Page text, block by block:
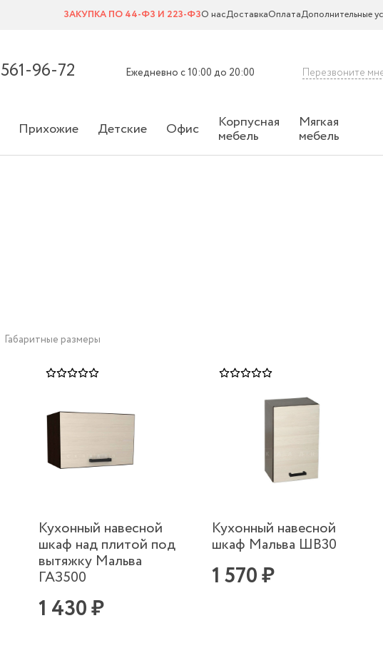
ЗАКУПКА ПО 44-ФЗ И 223-ФЗО насДоставкаОплатаДополнительные
561-96-72 Ежедневно с 10:00 до 20:00 Перезвоните
Прихожие Детские Офис Корпусная
мебель
Мягкая
мебель
Габаритные размеры
Кухонный навесной
шкаф над плитой под
вытяжку Мальва
ГАЗ500
1 430 ₽
Кухонный навесной
шкаф Мальва ШВ30
1 570 ₽